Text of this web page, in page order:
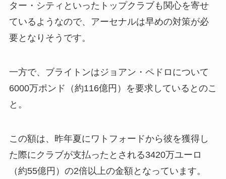
ター・シティといったトップクラブも関心を寄せ
ているようなので、アーセナルは早めの対策が必
要となりそうです。
一方で、ブライトンはジョアン・ペドロについて
6000万ポンド（約116億円）を要求しているとのこ
と。
この額は、昨年夏にワトフォードから彼を獲得し
た際にクラブが支払ったとされる3420万ユーロ
（約55億円）の2倍以上の金額となっています。